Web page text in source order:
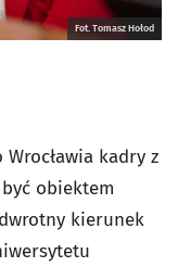
Fot. Tomasz Hołod
kadry z
obiektem
kierunek